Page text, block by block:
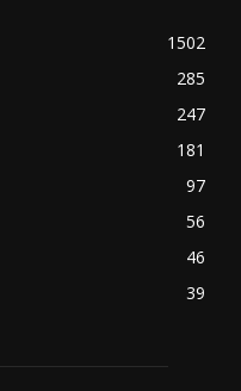
1502
285
247
181
97
56
46
39